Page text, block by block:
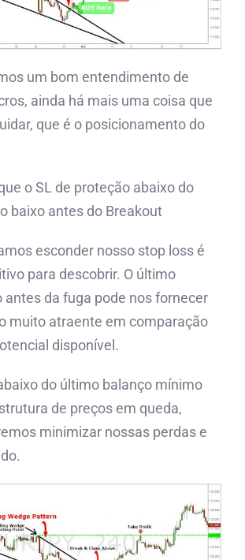
um bom entendimento de
ainda há mais uma coisa que
que é o posicionamento do
o SL de proteção abaixo do
baixo antes do Breakout
esconder nosso stop loss é
para descobrir. O último
antes da fuga pode nos fornecer
muito atraente em comparação
disponível.
do último balanço mínimo
de preços em queda,
minimizar nossas perdas e